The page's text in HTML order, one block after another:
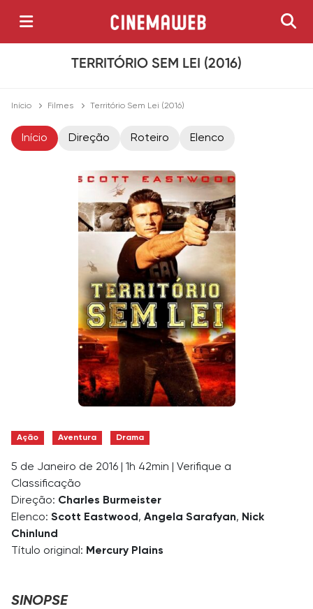
TERRITÓRIO SEM LEI (2016)
Início Filmes Território Sem Lei (2016)
Início Direção Roteiro Elenco
Ação Aventura Drama
5 de Janeiro de 2016 1h 42min
Verifique a
Classificação
Direção: Charles Burmeister
Elenco: Scott Eastwood , Angela Sarafyan, Nick
Chinlund
Título original: Mercury Plains
SINOPSE